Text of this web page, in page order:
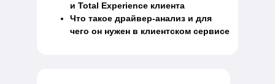
и Total Experience клиента
Что такое драйвер-анализ и для
чего он нужен в клиентском сервисе